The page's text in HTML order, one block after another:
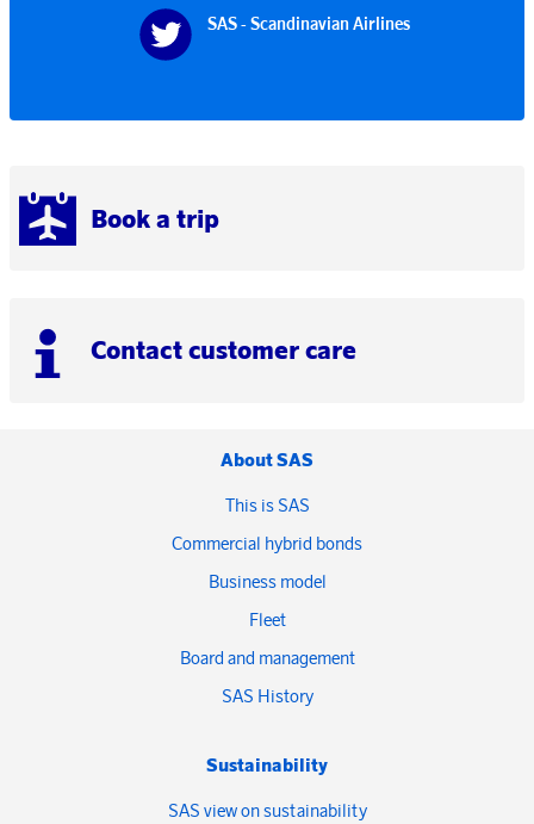
Book a trip
Contact customer care
SAS - Scandinavian Airlines
About SAS
This is SAS
Commercial hybrid bonds
Business model
Fleet
Board and management
SAS History
Sustainability
SAS view on sustainability